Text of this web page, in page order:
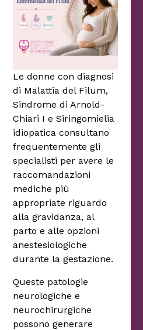
Le donne con diagnosi
di Malattia del Filum,
Sindrome di Arnold-
Chiari I e Siringomielia
idiopatica consultano
frequentemente gli
specialisti per avere le
raccomandazioni
mediche più
appropriate riguardo
alla gravidanza, al
parto e alle opzioni
anestesiologiche
durante la gestazione.
Queste patologie
neurologiche e
neurochirurgiche
possono generare